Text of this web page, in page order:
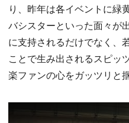
り、昨年は各イベントに緑
バシスターといった面々が
に支持されるだけでなく、
ことで生み出されるスピッ
楽ファンの心をガッツリと